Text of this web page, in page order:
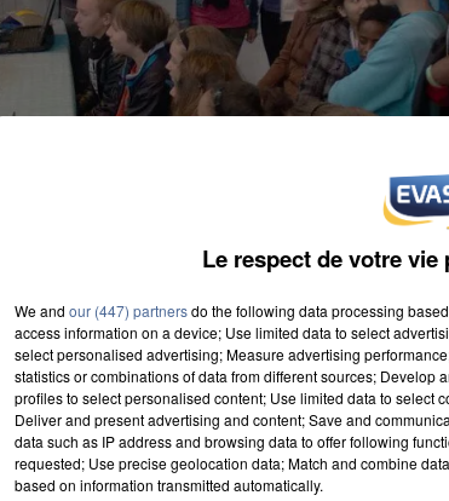
de l'Université de Technologie de
jeudi 13 au dimanche 16 octobre
Le respect de votre
We and our (447) partnersdo the following data processing
access information on a device; Use limited data to select
select personalised advertising; Measure advertising
statistics or combinations of data from different sources;
profiles to select personalised content; Use limited data to select
Deliver and present advertising and content; Save and
data such as IP address and browsing data to offer following
requested; Use precise geolocation data; Match and combine
based on information transmitted automatically.